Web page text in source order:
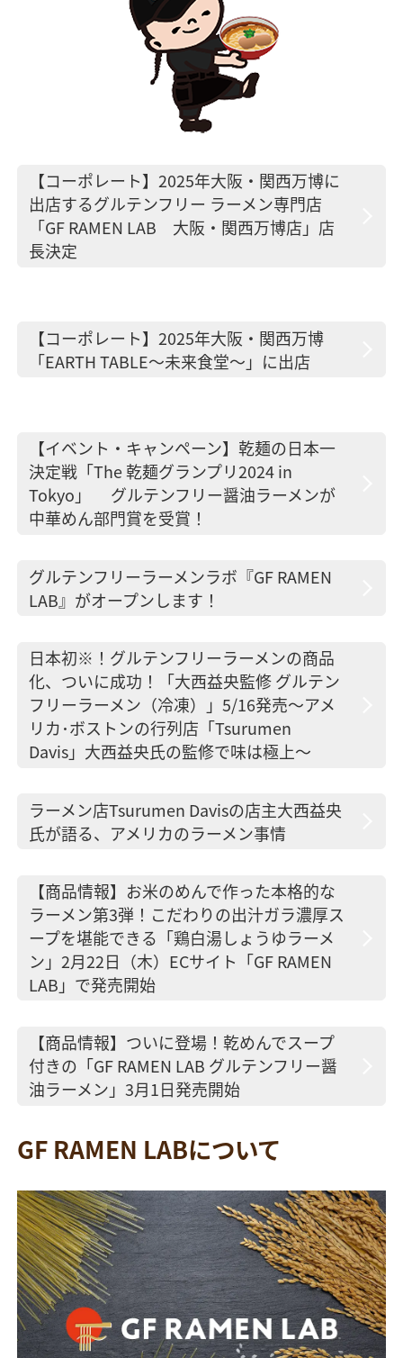
【コーポレート】2025年大阪・関西万博に
出店するグルテンフリー ラーメン専門店
「GF RAMEN LAB 大阪・関西万博店」店
長決定
【コーポレート】2025年大阪・関西万博
「EARTH TABLE～未来食堂～」に出店
【イベント・キャンペーン】乾麺の日本一
決定戦「The 乾麺グランプリ2024 in
Tokyo」 グルテンフリー醤油ラーメンが
中華めん部門賞を受賞！
グルテンフリーラーメンラボ『GF RAMEN
LAB』がオープンします！
日本初※！グルテンフリーラーメンの商品
化、ついに成功！「大西益央監修 グルテン
フリーラーメン（冷凍）」5/16発売〜アメ
リカ･ボストンの行列店「Tsurumen
Davis」大西益央氏の監修で味は極上〜
ラーメン店Tsurumen Davisの店主大西益央
氏が語る、アメリカのラーメン事情
【商品情報】お米のめんで作った本格的な
ラーメン第3弾！こだわりの出汁ガラ濃厚ス
ープを堪能できる「鶏白湯しょうゆラーメ
ン」2月22日（木）ECサイト「GF RAMEN
LAB」で発売開始
【商品情報】ついに登場！乾めんでスープ
付きの「GF RAMEN LAB グルテンフリー醤
油ラーメン」3月1日発売開始
GF RAMEN LABについて